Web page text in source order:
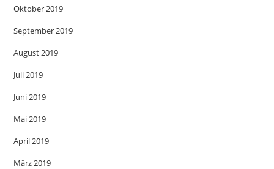
Oktober 2019
September 2019
August 2019
Juli 2019
Juni 2019
Mai 2019
April 2019
März 2019